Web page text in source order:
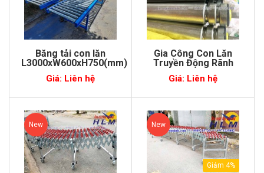
Băng tải con lăn
L3000xW600xH750(mm)
Giá: Liên hệ
Gia Công Con Lăn
Truyền Động Rãnh
Giá: Liên hệ
New
Giảm 4%
New